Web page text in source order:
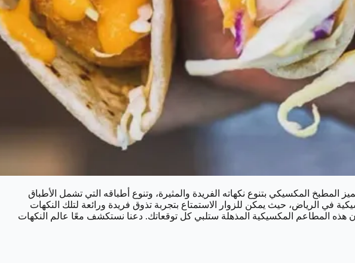
المطبخ المكسيكي بتنوع نكهاته الفريدة والمثيرة، وتنوع أطباقه التي تشمل الأطباق
في الرياض، حيث يمكن للزوار الاستمتاع بتجربة تذوق فريدة ورائعة لتلك النكهات
هذه المطاعم المكسيكية المذهلة ستلبي كل توقعاتك. دعنا نستكشف معًا عالم النكهات